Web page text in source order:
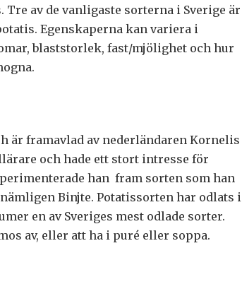
av de vanligaste sorterna i Sverige är
Egenskaperna kan variera i
blaststorlek, fast/mjölighet och hur
är framavlad av nederländaren Kornelis
och hade ett stort intresse för
han fram sorten som han
Binjte. Potatissorten har odlats i
en av Sveriges mest odlade sorter.
av, eller att ha i puré eller soppa.